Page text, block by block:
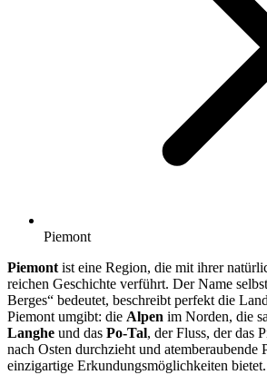
Piemont
Piemont ist eine Region, die mit ihrer
reichen Geschichte verführt. Der Name
Berges“ bedeutet, beschreibt perfekt die
Piemont umgibt: die Alpen im Norden, die
Langhe und das Po-Tal, der Fluss, der das
nach Osten durchzieht und atemberaubende
einzigartige Erkundungsmöglichkeiten bietet.